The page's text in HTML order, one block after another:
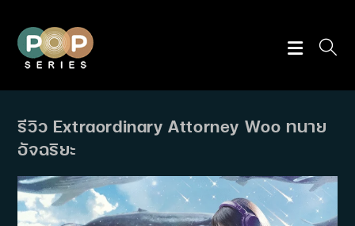
content
รีวิว Extraordinary Attorney Woo ทนาย
อัจฉริยะ